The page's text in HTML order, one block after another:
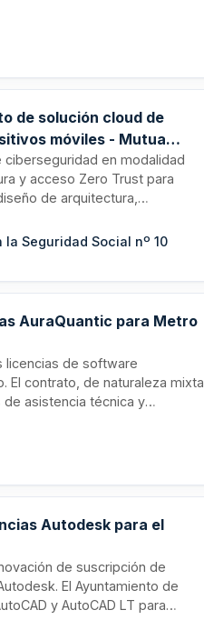
operativa y
de solución cloud de
móviles - Mutua
ciberseguridad en modalidad
y acceso Zero Trust para
de arquitectura,
técnico y mantenimiento.
UEM y SIEM, con
Seguridad Social nº 10
AuraQuantic para Metro
licencias de software
El contrato, de naturaleza mixta
asistencia técnica y
autorizado del
Autodesk para el
de suscripción de
El Ayuntamiento de
y AutoCAD LT para